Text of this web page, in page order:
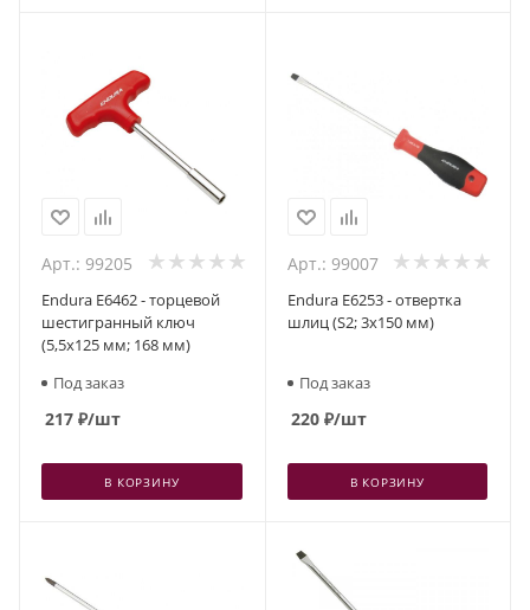
Арт.: 99205
Endura E6462 - торцевой
шестигранный ключ
(5,5x125 мм; 168 мм)
Под заказ
217 ₽/шт
В КОРЗИНУ
Арт.: 99007
Endura E6253 - отвертка
шлиц (S2; 3x150 мм)
Под заказ
220₽/шт
В КОРЗИНУ